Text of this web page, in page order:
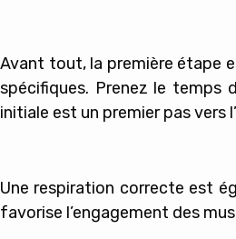
Avant tout, la première étape
spécifiques. Prenez le temps
initiale est un premier pas vers
Une respiration correcte est
favorise l’engagement des